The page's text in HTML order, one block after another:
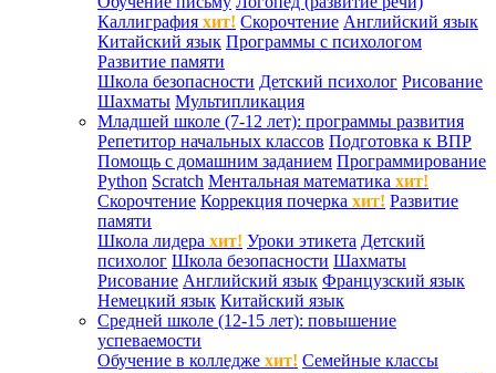
Каллиграфия хит! Скорочтение Английский язык
Китайский язык Программы с психологом
Развитие памяти
Школа безопасности Детский психолог Рисование
Шахматы Мультипликация
Младшей школе (7-12 лет): программы развития
Репетитор начальных классов Подготовка к ВПР
Помощь с домашним заданием Программирование
Python Scratch Ментальная математика хит!
Скорочтение Коррекция почерка хит! Развитие
памяти
Школа лидера хит! Уроки этикета Детский
психолог Школа безопасности Шахматы
Рисование Английский язык Французский язык
Немецкий язык Китайский язык
Средней школе (12-15 лет): повышение
успеваемости
Обучение в колледже хит! Семейные классы